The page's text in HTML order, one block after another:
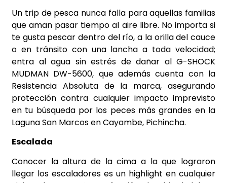
Un trip de pesca nunca falla para aquellas familias
que aman pasar tiempo al aire libre. No importa si
te gusta pescar dentro del río, a la orilla del cauce
o en tránsito con una lancha a toda velocidad;
entra al agua sin estrés de dañar al G-SHOCK
MUDMAN DW-5600, que además cuenta con la
Resistencia Absoluta de la marca, asegurando
protección contra cualquier impacto imprevisto
en tu búsqueda por los peces más grandes en la
Laguna San Marcos en Cayambe, Pichincha.
Escalada
Conocer la altura de la cima a la que lograron
llegar los escaladores es un highlight en cualquier